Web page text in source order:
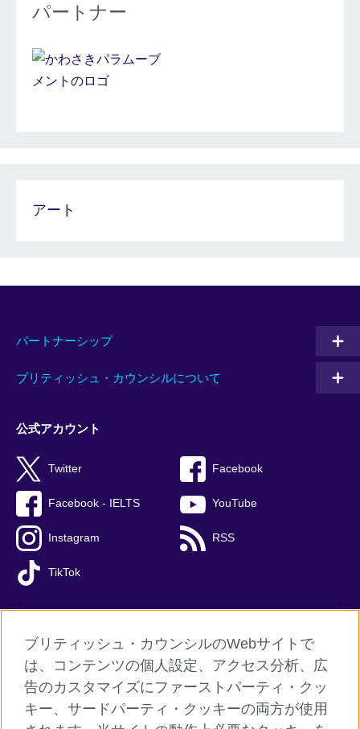
パートナー
アート
パートナーシップ
ブリティッシュ・カウンシルについて
公式アカウント
Twitter Facebook
Facebook - IELTS YouTube
Instagram RSS
TikTok
ご利用に際して
個人情報保護
ブリティッシュ・カウンシルのWebサイトで
は、コンテンツの個人設定、アクセス分析、広
告のカスタマイズにファーストパーティ・クッ
キー、サードパーティ・クッキーの両方が使用